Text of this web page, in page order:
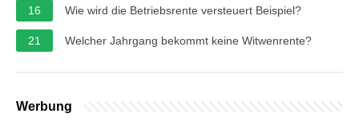
16 Wie wird die Betriebsrente versteuert Beispiel?
21 Welcher Jahrgang bekommt keine Witwenrente?
Werbung